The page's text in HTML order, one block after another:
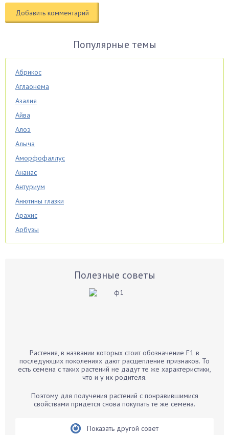
Популярные темы
Абрикос
Аглаонема
Азалия
Айва
Алоэ
Алыча
Аморфофаллус
Ананас
Антуриум
Анютины глазки
Арахис
Арбузы
Аспарагус
Бархатцы
Бегония
Бирючина
Полезные советы
Растения, в названии которых стоит обозначение F1 в
последующих поколениях дают расщепление признаков. То
есть семена с таких растений не дадут те же характеристики,
что и у их родителя.
Поэтому для получения растений с понравившимися
свойствами придется снова покупать те же семена.
Показать другой совет